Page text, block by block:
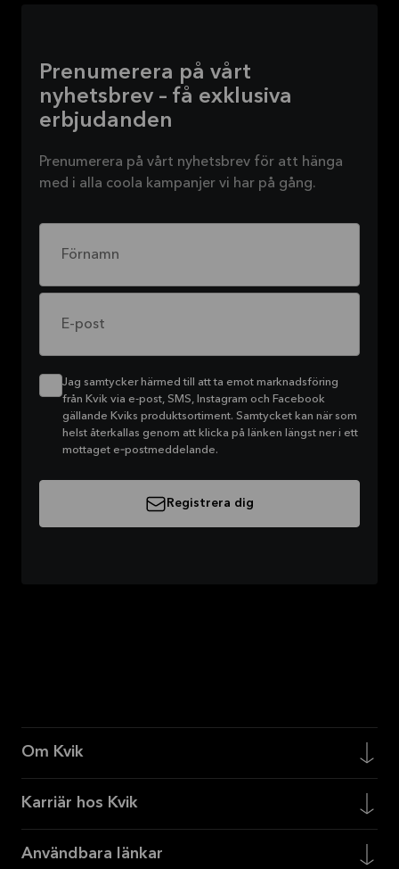
Prenumerera på vårt
nyhetsbrev – få exklusiva
erbjudanden
Prenumerera på vårt nyhetsbrev för att hänga
med i alla coola kampanjer vi har på gång.
Förnamn
E-post
Jag samtycker härmed till att ta emot marknadsföring
från Kvik via e-post, SMS, Instagram och Facebook
gällande Kviks produktsortiment. Samtycket kan när som
helst återkallas genom att klicka på länken längst ner i ett
mottaget e‑postmeddelande.
Registrera dig
Om Kvik
Karriär hos Kvik
Användbara länkar